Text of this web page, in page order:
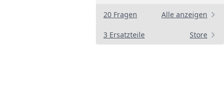
20 Fragen Alle anzeigen
3 Ersatzteile Store